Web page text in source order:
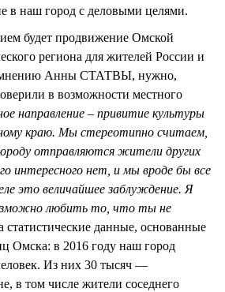
в наш город с деловыми целями.
будет продвижение Омской
региона для жителей России и
мнению Анны СТАТВЫ, нужно,
в возможности местного
направление – привитие культуры
краю. Мы стереотипно считаем,
отправляются жители других
интересного нет, и мы вроде бы все
это величайшее заблуждение. Я
любить то, что ты не
статистические данные, основанные
Омска: в 2016 году наш город
Из них 30 тысяч —
в том числе жители соседнего